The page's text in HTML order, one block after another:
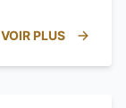
VOIR PLUS